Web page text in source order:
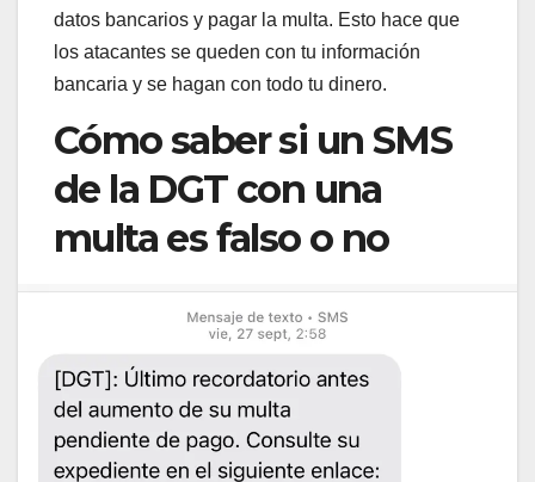
datos bancarios y pagar la multa. Esto hace que
los atacantes se queden con tu información
bancaria y se hagan con todo tu dinero.
Cómo saber si un SMS
de la DGT con una
multa es falso o no